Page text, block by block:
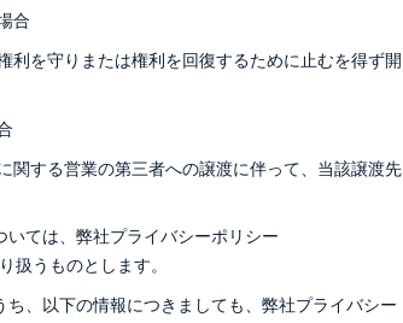
合
利を守りまたは権利を回復するために止むを得ず開
関する営業の第三者への譲渡に伴って、当該譲渡先
ては、弊社プライバシーポリシー
扱うものとします。
、以下の情報につきましても、弊社プライバシー